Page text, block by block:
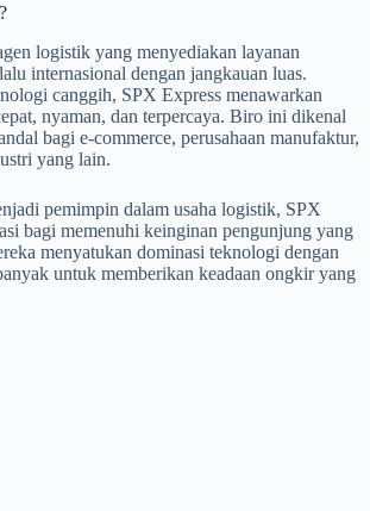
logistik yang menyediakan layanan
internasional dengan jangkauan luas.
canggih, SPX Express menawarkan
nyaman, dan terpercaya. Biro ini dikenal
bagi e-commerce, perusahaan manufaktur,
yang lain.
pemimpin dalam usaha logistik, SPX
bagi memenuhi keinginan pengunjung yang
menyatukan dominasi teknologi dengan
untuk memberikan keadaan ongkir yang